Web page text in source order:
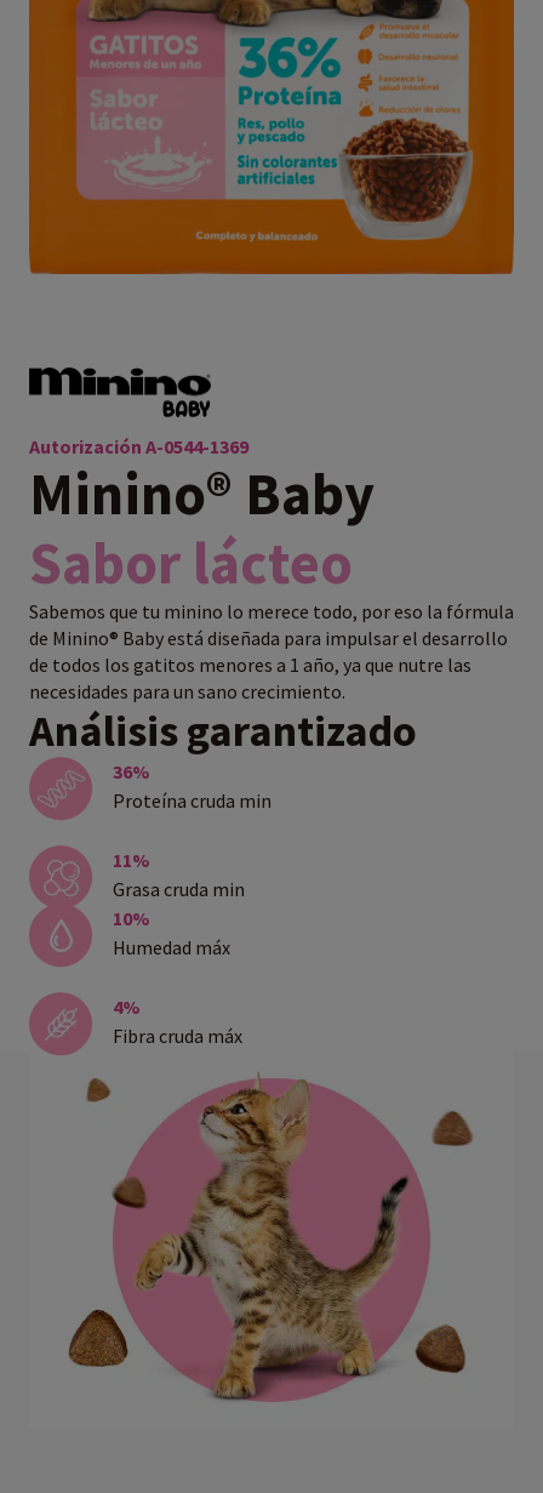
Autorización A-0544-1369
Minino® Baby
Sabor lácteo
Sabemos que tu minino lo merece todo, por eso la fórmula
de Minino® Baby está diseñada para impulsar el desarrollo
de todos los gatitos menores a 1 año, ya que nutre las
necesidades para un sano crecimiento.
Análisis garantizado
36%
Proteína cruda min
11%
Grasa cruda min
10%
Humedad máx
4%
Fibra cruda máx